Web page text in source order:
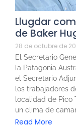
Llugdar
de Baker
28 de octubre de
El Secretario
la Patagonia
el Secretario
los trabajadores
localidad de Pico
un clima de
Read More